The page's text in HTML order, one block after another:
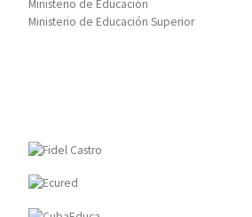
Ministerio de Educación
Ministerio de Educación Superior